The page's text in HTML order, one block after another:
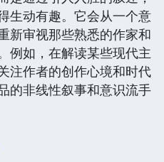
生动有趣。它会从一个意
新审视那些熟悉的作家和
例如，在解读某些现代主
注作者的创作心境和时代
的非线性叙事和意识流手